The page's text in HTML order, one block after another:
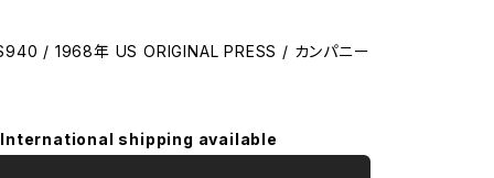
/ 1968年 US ORIGINAL PRESS / カンパニー
International shipping available